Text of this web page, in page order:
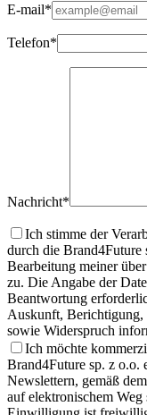
E-mail*
Telefon*
Nachricht*
Ich stimme der
durch die Brand4Future
Bearbeitung meiner
zu. Die Angabe der
Beantwortung
Auskunft, Berichtigung,
sowie Widerspruch
Ich möchte
Brand4Future sp. z o.o.
Newslettern, gemäß
auf elektronischem